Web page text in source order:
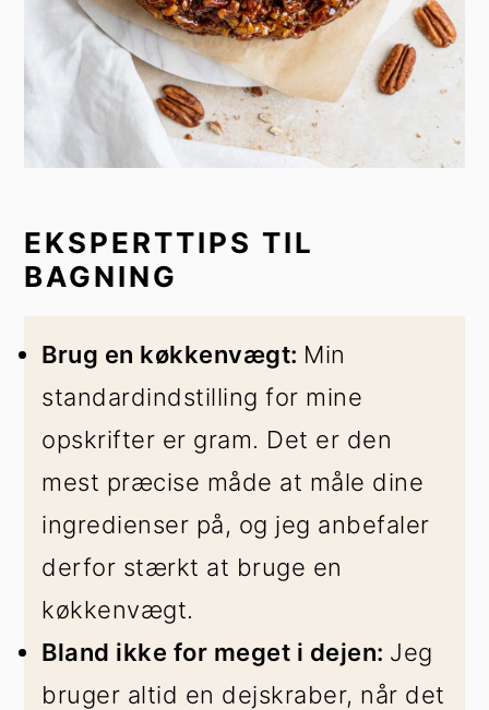
EKSPERTTIPS TIL
BAGNING
Brug en køkkenvægt: Min
standardindstilling for mine
opskrifter er gram. Det er den
mest præcise måde at måle dine
ingredienser på, og jeg anbefaler
derfor stærkt at bruge en
køkkenvægt.
Bland ikke for meget i dejen: Jeg
bruger altid en dejskraber, når det